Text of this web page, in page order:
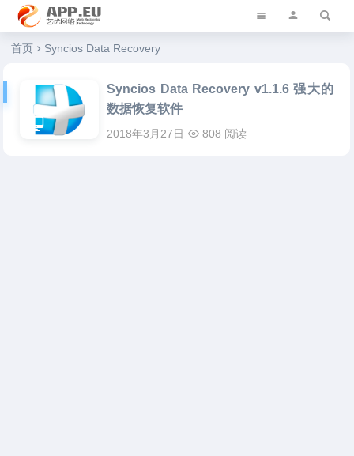
艺优软件乐园
首页 Syncios Data Recovery
Syncios Data Recovery v1.1.6 强大的
数据恢复软件
2018年3月27日 808 阅读